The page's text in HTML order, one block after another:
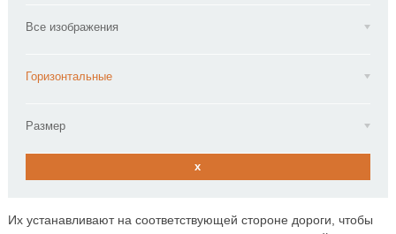
Все изображения
Горизонтальные
Размер
x
Их устанавливают на соответствующей стороне дороги, чтобы